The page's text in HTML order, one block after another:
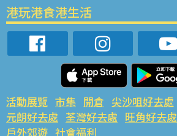
港玩港食港生活
活動展覽 市集 開倉 尖沙咀好去處
元朗好去處 荃灣好去處 旺角好去處
戶外郊遊 社會福利